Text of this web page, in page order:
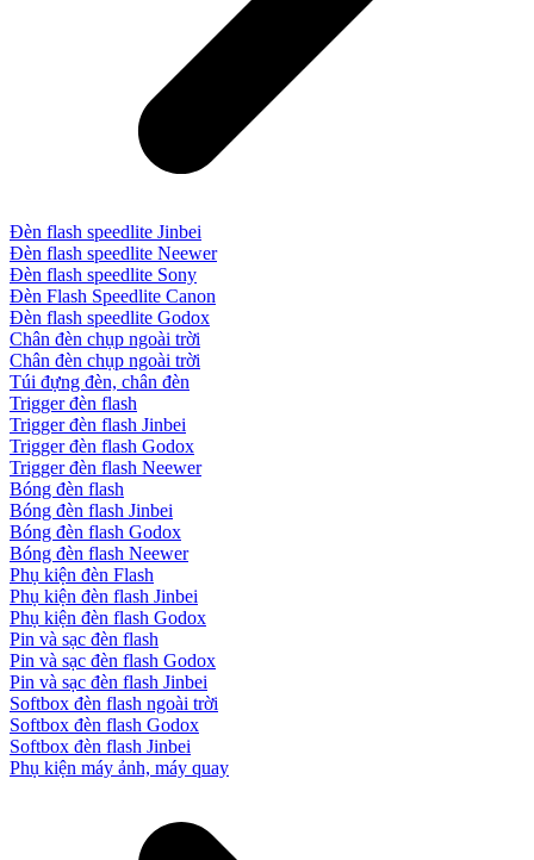
Đèn flash speedlite Jinbei
Đèn flash speedlite Neewer
Đèn flash speedlite Sony
Đèn Flash Speedlite Canon
Đèn flash speedlite Godox
Chân đèn chụp ngoài trời
Chân đèn chụp ngoài trời
Túi đựng đèn, chân đèn
Trigger đèn flash
Trigger đèn flash Jinbei
Trigger đèn flash Godox
Trigger đèn flash Neewer
Bóng đèn flash
Bóng đèn flash Jinbei
Bóng đèn flash Godox
Bóng đèn flash Neewer
Phụ kiện đèn Flash
Phụ kiện đèn flash Jinbei
Phụ kiện đèn flash Godox
Pin và sạc đèn flash
Pin và sạc đèn flash Godox
Pin và sạc đèn flash Jinbei
Softbox đèn flash ngoài trời
Softbox đèn flash Godox
Softbox đèn flash Jinbei
Phụ kiện máy ảnh, máy quay